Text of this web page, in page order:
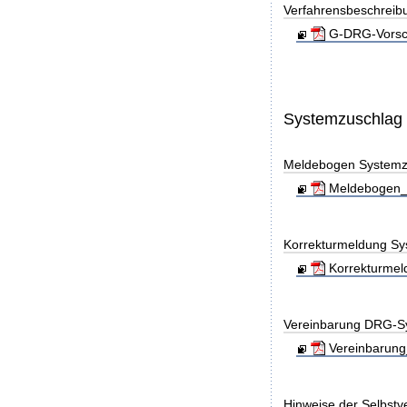
G-DRG-
Systemzuschlag
Meldebogen
Korrekturmeldung
Vereinbarung DRG-